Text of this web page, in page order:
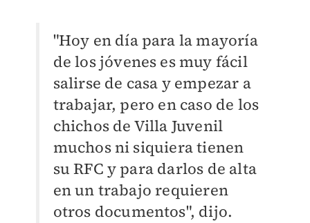
"Hoy en día para la mayoría
de los jóvenes es muy fácil
salirse de casa y empezar a
trabajar, pero en caso de los
chichos de Villa Juvenil
muchos ni siquiera tienen
su RFC y para darlos de alta
en un trabajo requieren
otros documentos", dijo.